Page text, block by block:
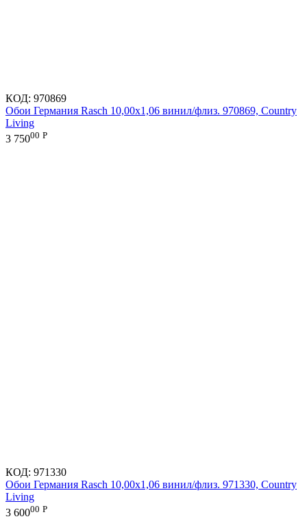
КОД: 970869
Обои Германия Rasch 10,00x1,06 винил/флиз. 970869, Country
Living
3 75000 Р
КОД: 971330
Обои Германия Rasch 10,00x1,06 винил/флиз. 971330, Country
Living
3 60000 Р